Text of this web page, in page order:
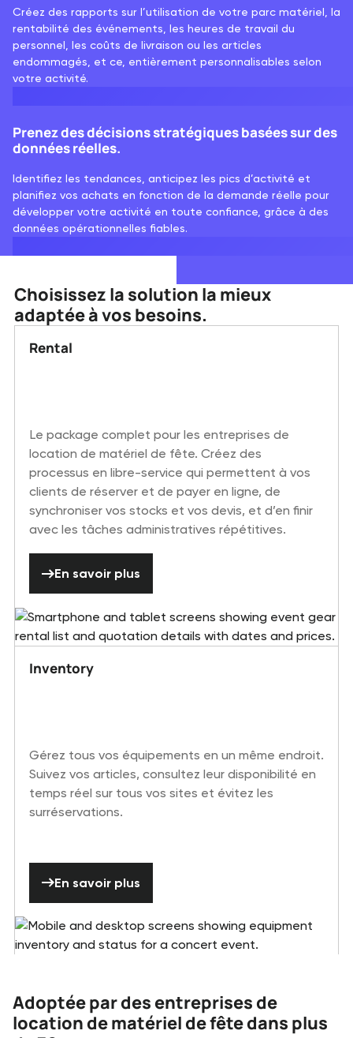
Créez des rapports sur l’utilisation de votre parc matériel, la
rentabilité des événements, les heures de travail du
personnel, les coûts de livraison ou les articles
endommagés, et ce, entièrement personnalisables selon
votre activité.
Prenez des décisions stratégiques basées sur des
données réelles.
Identifiez les tendances, anticipez les pics d’activité et
planifiez vos achats en fonction de la demande réelle pour
développer votre activité en toute confiance, grâce à des
données opérationnelles fiables.
Choisissez la solution la mieux
adaptée à vos besoins.
Rental
Le package complet pour les entreprises de
location de matériel de fête. Créez des
processus en libre-service qui permettent à vos
clients de réserver et de payer en ligne, de
synchroniser vos stocks et vos devis, et d’en finir
avec les tâches administratives répétitives.
En savoir plus
Inventory
Gérez tous vos équipements en un même endroit.
Suivez vos articles, consultez leur disponibilité en
temps réel sur tous vos sites et évitez les
surréservations.
En savoir plus
Adoptée par des entreprises de
location de matériel de fête dans plus